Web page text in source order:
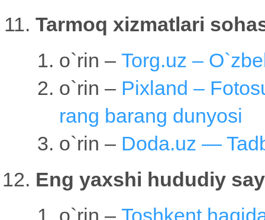
Tarmoq xizmatlari
o`rin – Torg.uz –
o`rin – Pixland –
rang barang dunyosi
o`rin – Doda.uz —
Eng yaxshi hududiy
o`rin – Toshkent